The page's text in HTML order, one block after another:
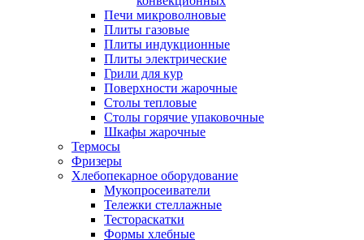
Печи микроволновые
Плиты газовые
Плиты индукционные
Плиты электрические
Грили для кур
Поверхности жарочные
Столы тепловые
Столы горячие упаковочные
Шкафы жарочные
Термосы
Фризеры
Хлебопекарное оборудование
Мукопросеиватели
Тележки стеллажные
Тестораскатки
Формы хлебные